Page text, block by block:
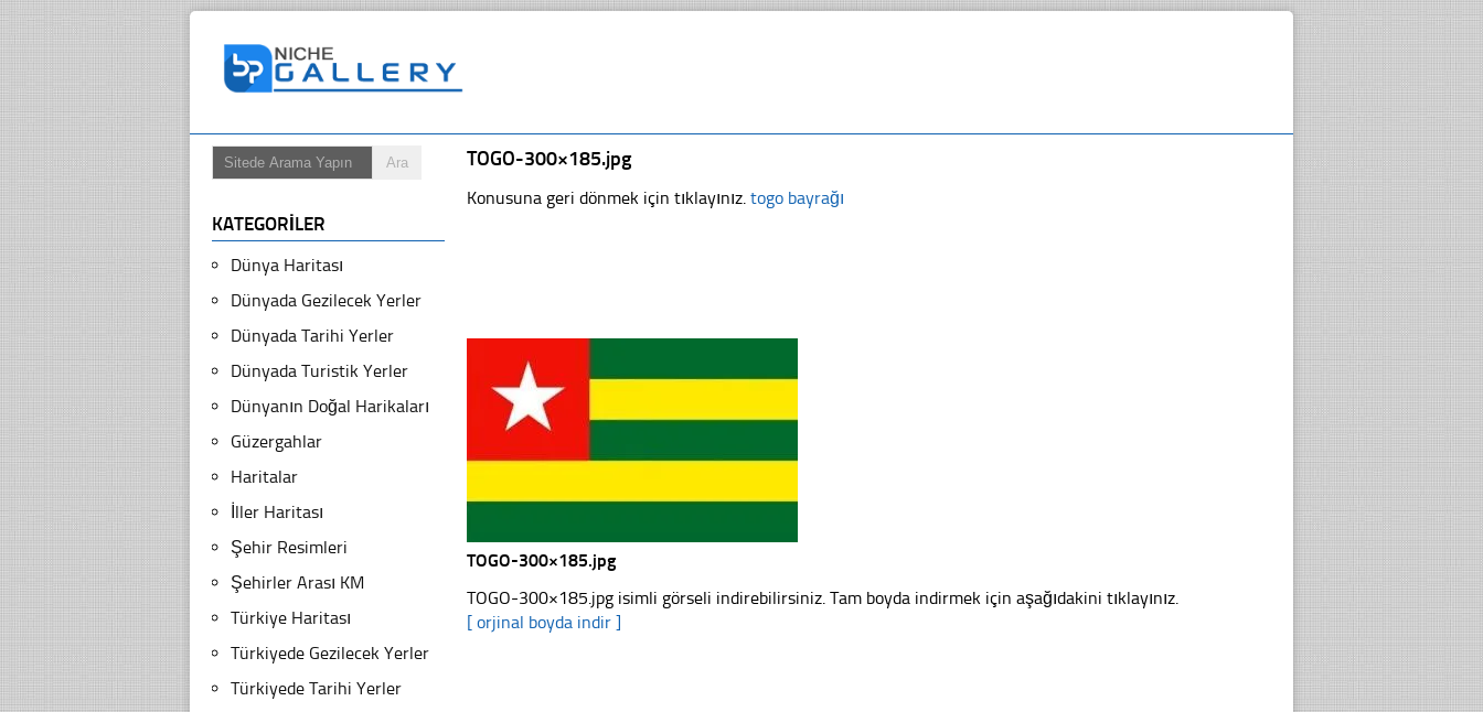
TOGO-300×185.jpg
Konusuna geri dönmek için tıklayınız.togo bayrağı
TOGO-300×185.jpg
TOGO-300×185.jpg isimli görseli indirebilirsiniz. Tam boyda indirmek için aşağıdakini tıklayınız.
[ orjinal boyda indir ]
KATEGORILER
Dünya Haritası
Dünyada Gezilecek Yerler
Dünyada Tarihi Yerler
Dünyada Turistik Yerler
Dünyanın Doğal Harikaları
Güzergahlar
Haritalar
İller Haritası
Şehir Resimleri
Şehirler Arası KM
Türkiye Haritası
Türkiyede Gezilecek Yerler
Türkiyede Tarihi Yerler